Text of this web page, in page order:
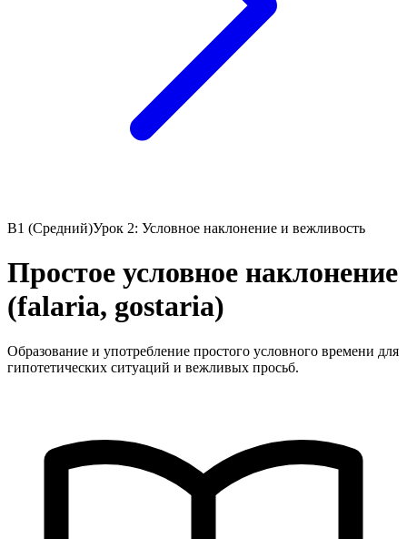
B1 (Средний)Урок 2: Условное наклонение и вежливость
Простое условное наклонение
(falaria, gostaria)
Образование и употребление простого условного времени для
гипотетических ситуаций и вежливых просьб.